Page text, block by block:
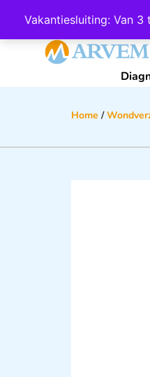
Vakantiesluiting: Van
Wij
Home /